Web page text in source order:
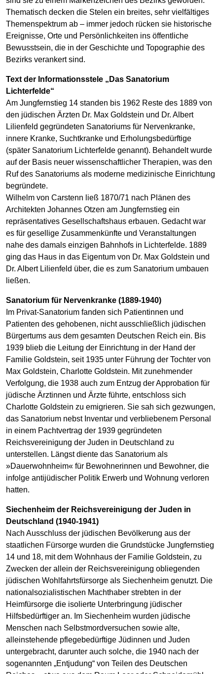
Thematisch decken die Stelen ein breites, sehr vielfältiges
Themenspektrum ab – immer jedoch rücken sie historische
Ereignisse, Orte und Persönlichkeiten ins öffentliche
Bewusstsein, die in der Geschichte und Topographie des
Bezirks verankert sind.
Text der Informationsstele „Das Sanatorium
Lichterfelde“
Am Jungfernstieg 14 standen bis 1962 Reste des 1889 von
den jüdischen Ärzten Dr. Max Goldstein und Dr. Albert
Lilienfeld gegründeten Sanatoriums für Nervenkranke,
innere Kranke, Suchtkranke und Erholungsbedürftige
(später Sanatorium Lichterfelde genannt). Behandelt wurde
auf der Basis neuer wissenschaftlicher Therapien, was den
Ruf des Sanatoriums als moderne medizinische Einrichtung
begründete.
Wilhelm von Carstenn ließ 1870/71 nach Plänen des
Architekten Johannes Otzen am Jungfernstieg ein
repräsentatives Gesellschaftshaus erbauen. Gedacht war
es für gesellige Zusammenkünfte und Veranstaltungen
nahe des damals einzigen Bahnhofs in Lichterfelde. 1889
ging das Haus in das Eigentum von Dr. Max Goldstein und
Dr. Albert Lilienfeld über, die es zum Sanatorium umbauen
ließen.
Sanatorium für Nervenkranke (1889-1940)
Im Privat-Sanatorium fanden sich Patientinnen und
Patienten des gehobenen, nicht ausschließlich jüdischen
Bürgertums aus dem gesamten Deutschen Reich ein. Bis
1939 blieb die Leitung der Einrichtung in der Hand der
Familie Goldstein, seit 1935 unter Führung der Tochter von
Max Goldstein, Charlotte Goldstein. Mit zunehmender
Verfolgung, die 1938 auch zum Entzug der Approbation für
jüdische Ärztinnen und Ärzte führte, entschloss sich
Charlotte Goldstein zu emigrieren. Sie sah sich gezwungen,
das Sanatorium nebst Inventar und verbliebenem Personal
in einem Pachtvertrag der 1939 gegründeten
Reichsvereinigung der Juden in Deutschland zu
unterstellen. Längst diente das Sanatorium als
»Dauerwohnheim« für Bewohnerinnen und Bewohner, die
infolge antijüdischer Politik Erwerb und Wohnung verloren
hatten.
Siechenheim der Reichsvereinigung der Juden in
Deutschland (1940-1941)
Nach Ausschluss der jüdischen Bevölkerung aus der
staatlichen Fürsorge wurden die Grundstücke Jungfernstieg
14 und 18, mit dem Wohnhaus der Familie Goldstein, zu
Zwecken der allein der Reichsvereinigung obliegenden
jüdischen Wohlfahrtsfürsorge als Siechenheim genutzt. Die
nationalsozialistischen Machthaber strebten in der
Heimfürsorge die isolierte Unterbringung jüdischer
Hilfsbedürftiger an. Im Siechenheim wurden jüdische
Menschen nach Selbstmordversuchen sowie alte,
alleinstehende pflegebedürftige Jüdinnen und Juden
untergebracht, darunter auch solche, die 1940 nach der
sogenannten „Entjudung“ von Teilen des Deutschen